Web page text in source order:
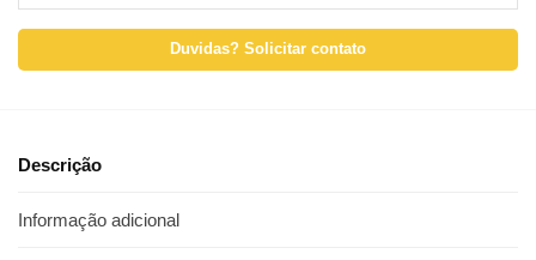
Duvidas? Solicitar contato
Descrição
Informação adicional